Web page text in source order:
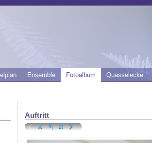
Ensemble Fotoalbum Quasselecke
Auftritt